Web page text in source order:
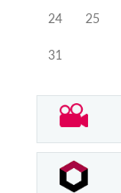
24 25
31